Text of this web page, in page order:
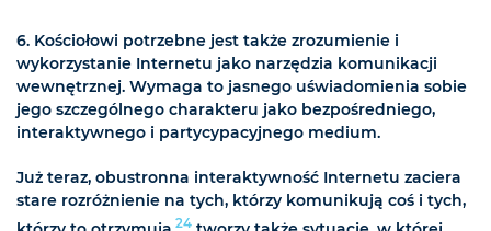
6. Kościołowi potrzebne jest także zrozumienie i
wykorzystanie Internetu jako narzędzia komunikacji
wewnętrznej. Wymaga to jasnego uświadomienia sobie
jego szczególnego charakteru jako bezpośredniego,
interaktywnego i partycypacyjnego medium.
Już teraz, obustronna interaktywność Internetu zaciera
stare rozróżnienie na tych, którzy komunikują coś i tych,
24